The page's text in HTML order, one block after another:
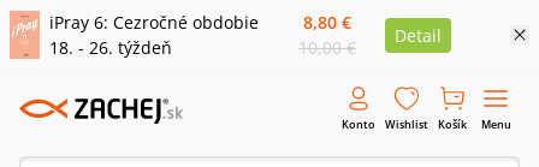
iPray 6: Cezročné obdobie
18. - 26. týždeň
8,80 €
10,00 €
Detail
Konto Wishlist Košík Menu